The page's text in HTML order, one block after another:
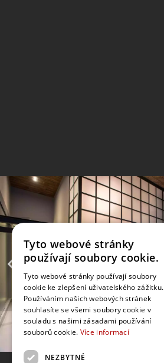
Tyto webové stránky
používají soubory cookie.
Tyto webové stránky používají soubory
cookie ke zlepšení uživatelského zážitku.
Používáním našich webových stránek
souhlasíte se všemi soubory cookie v
souladu s našimi zásadami používání
souborů cookie. Více informací
NEZBYTNÉ